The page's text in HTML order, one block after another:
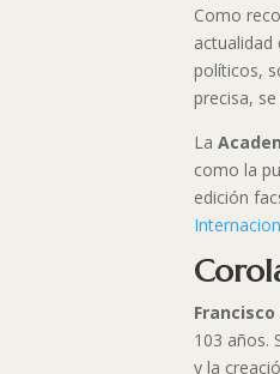
Como
políticos,
precisa,
La
como la
edición
Francisco
103 años.
y la